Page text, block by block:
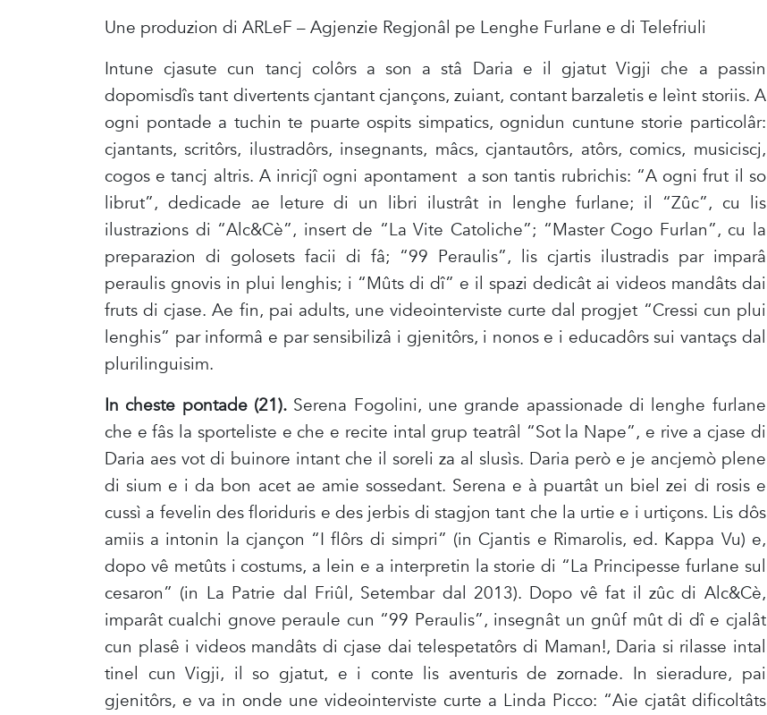
Une produzion di ARLeF – Agjenzie Regjonâl pe Lenghe Furlane e di Telefriuli
Intune cjasute cun tancj colôrs a son a stâ Daria e il gjatut Vigji che a passin
dopomisdîs tant divertents cjantant cjançons, zuiant, contant barzaletis e leìnt storiis. A
ogni pontade a tuchin te puarte ospits simpatics, ognidun cuntune storie particolâr:
cjantants, scritôrs, ilustradôrs, insegnants, mâcs, cjantautôrs, atôrs, comics, musiciscj,
cogos e tancj altris. A inricjî ogni apontament a son tantis rubrichis: “A ogni frut il so
librut”, dedicade ae leture di un libri ilustrât in lenghe furlane; il “Zûc”, cu lis
ilustrazions di “Alc&Cè”, insert de “La Vite Catoliche”; “Master Cogo Furlan”, cu la
preparazion di golosets facii di fâ; “99 Peraulis”, lis cjartis ilustradis par imparâ
peraulis gnovis in plui lenghis; i “Mûts di dî” e il spazi dedicât ai videos mandâts dai
fruts di cjase. Ae fin, pai adults, une videointerviste curte dal progjet “Cressi cun plui
lenghis” par informâ e par sensibilizâ i gjenitôrs, i nonos e i educadôrs sui vantaçs dal
plurilinguisim.
In cheste pontade (21). Serena Fogolini, une grande apassionade di lenghe furlane
che e fâs la sporteliste e che e recite intal grup teatrâl “Sot la Nape”, e rive a cjase di
Daria aes vot di buinore intant che il soreli za al slusìs. Daria però e je ancjemò plene
di sium e i da bon acet ae amie sossedant. Serena e à puartât un biel zei di rosis e
cussì a fevelin des floriduris e des jerbis di stagjon tant che la urtie e i urtiçons. Lis dôs
amiis a intonin la cjançon “I flôrs di simpri” (in Cjantis e Rimarolis, ed. Kappa Vu) e,
dopo vê metûts i costums, a lein e a interpretin la storie di “La Principesse furlane sul
cesaron” (in La Patrie dal Friûl, Setembar dal 2013). Dopo vê fat il zûc di Alc&Cè,
imparât cualchi gnove peraule cun “99 Peraulis”, insegnât un gnûf mût di dî e cjalât
cun plasê i videos mandâts di cjase dai telespetatôrs di Maman!, Daria si rilasse intal
tinel cun Vigji, il so gjatut, e i conte lis aventuris de zornade. In sieradure, pai
gjenitôrs, e va in onde une videointerviste curte a Linda Picco: “Aie cjatât dificoltâts